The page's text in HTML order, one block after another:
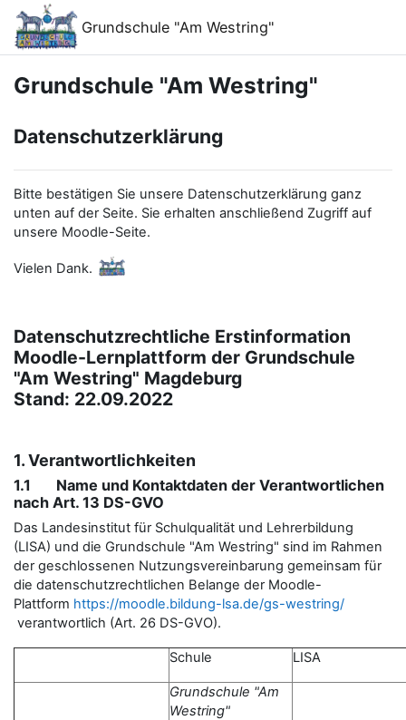
Ana içeriğe git
Grundschule "Am Westring"
Grundschule "Am Westring"
Datenschutzerklärung
Bitte bestätigen Sie unsere Datenschutzerklärung ganz
unten auf der Seite. Sie erhalten anschließend Zugriff auf
unsere Moodle-Seite.
Vielen Dank.
Datenschutzrechtliche Erstinformation
Moodle-Lernplattform der Grundschule
"Am Westring" Magdeburg
Stand: 22.09.2022
1. Verantwortlichkeiten
1.1 Name und Kontaktdaten der Verantwortlichen
nach Art. 13 DS-GVO
Das Landesinstitut für Schulqualität und Lehrerbildung
(LISA) und die Grundschule "Am Westring" sind im Rahmen
der geschlossenen Nutzungsvereinbarung gemeinsam für
die datenschutzrechtlichen Belange der Moodle-
Plattform https://moodle.bildung-lsa.de/gs-westring/
verantwortlich (Art. 26 DS-GVO).
Schule LISA
Grundschule "Am
Westring"